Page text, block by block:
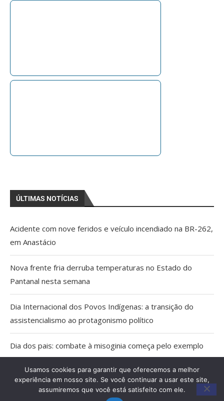
ÚLTIMAS NOTÍCIAS
Acidente com nove feridos e veículo incendiado na BR-262,
em Anastácio
Nova frente fria derruba temperaturas no Estado do
Pantanal nesta semana
Dia Internacional dos Povos Indígenas: a transição do
assistencialismo ao protagonismo político
Dia dos pais: combate à misoginia começa pelo exemplo
em casa
Sem candidaturas ao Governo, mulheres decidem as
Usamos cookies para garantir que oferecemos a melhor
experiência em nosso site. Se você continuar a usar este site,
assumiremos que você está satisfeito com ele.